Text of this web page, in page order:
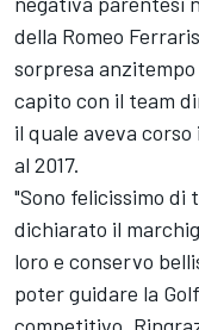
della Romeo
sorpresa anzitempo
capito con il team
il quale aveva
al 2017.
"Sono felicissimo di
dichiarato il
loro e conservo
poter guidare la